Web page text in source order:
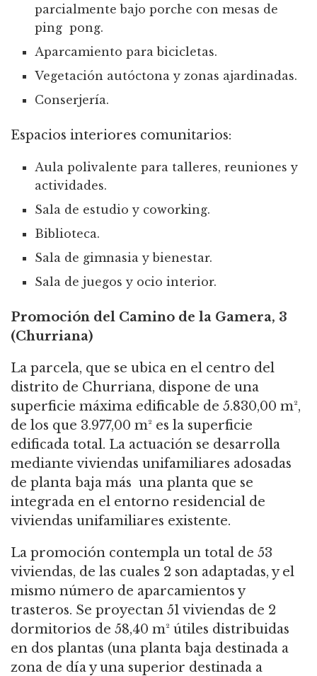
parcialmente bajo porche con mesas de
ping pong.
Aparcamiento para bicicletas.
Vegetación autóctona y zonas ajardinadas.
Conserjería.
Espacios interiores comunitarios:
Aula polivalente para talleres, reuniones y
actividades.
Sala de estudio y coworking.
Biblioteca.
Sala de gimnasia y bienestar.
Sala de juegos y ocio interior.
Promoción del Camino de la Gamera, 3
(Churriana)
La parcela, que se ubica en el centro del
distrito de Churriana, dispone de una
superficie máxima edificable de 5.830,00 m²,
de los que 3.977,00 m² es la superficie
edificada total. La actuación se desarrolla
mediante viviendas unifamiliares adosadas
de planta baja más una planta que se
integrada en el entorno residencial de
viviendas unifamiliares existente.
La promoción contempla un total de 53
viviendas, de las cuales 2 son adaptadas, y el
mismo número de aparcamientos y
trasteros. Se proyectan 51 viviendas de 2
dormitorios de 58,40 m² útiles distribuidas
en dos plantas (una planta baja destinada a
zona de día y una superior destinada a